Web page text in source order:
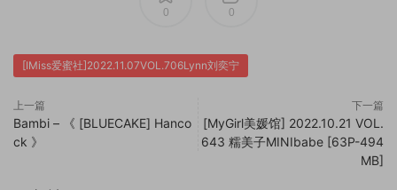
0 0
[IMiss爱蜜社]2022.11.07VOL.706Lynn刘奕宁
上一篇
Bambi – 《 [BLUECAKE] Hanco
ck 》
下一篇
[MyGirl美媛馆] 2022.10.21 VOL.
643 糯美子MINIbabe [63P-494
MB]